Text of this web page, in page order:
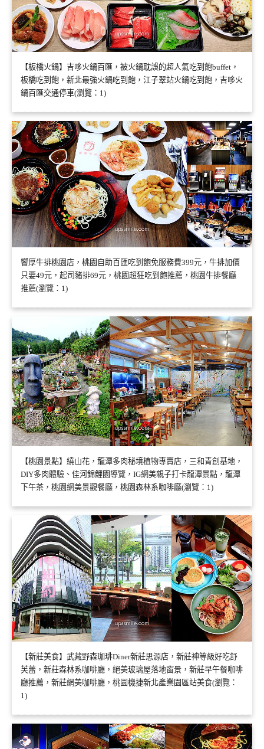
【板橋火鍋】吉哆火鍋百匯，被火鍋耽誤的超人氣吃到飽buffet，
板橋吃到飽，新北最強火鍋吃到飽，江子翠站火鍋吃到飽，吉哆火
鍋百匯交通停車(瀏覽：1)
饗厚牛排桃園店，桃園自助百匯吃到飽免服務費399元，牛排加價
只要49元，起司豬排69元，桃園超狂吃到飽推薦，桃園牛排餐廳
推薦(瀏覽：1)
【桃園景點】繞山花，龍潭多肉秘境植物專賣店，三和青創基地，
DIY多肉體驗、佳河錦鯉園導覽，IG網美親子打卡龍潭景點，龍潭
下午茶，桃園網美景觀餐廳，桃園森林系咖啡廳(瀏覽：1)
【新莊美食】武藏野森珈琲Diner新莊思源店，新莊神等級好吃舒
芙蕾，新莊森林系咖啡廳，絕美玻璃屋落地窗景，新莊早午餐咖啡
廳推薦，新莊網美咖啡廳，桃園機捷新北產業園區站美食(瀏覽：
1)